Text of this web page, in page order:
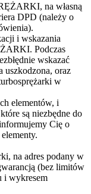
na własną
DPD (należy o
i wskazania
Podczas
wskazać
uszkodzona, oraz
w
elementów, i
są niezbędne do
Cię o
na adres podany w
(bez limitów
i wykresem